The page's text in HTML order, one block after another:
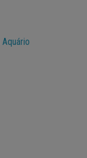
Aquário